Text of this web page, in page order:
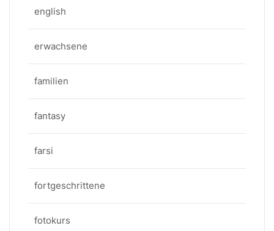
english
erwachsene
familien
fantasy
farsi
fortgeschrittene
fotokurs